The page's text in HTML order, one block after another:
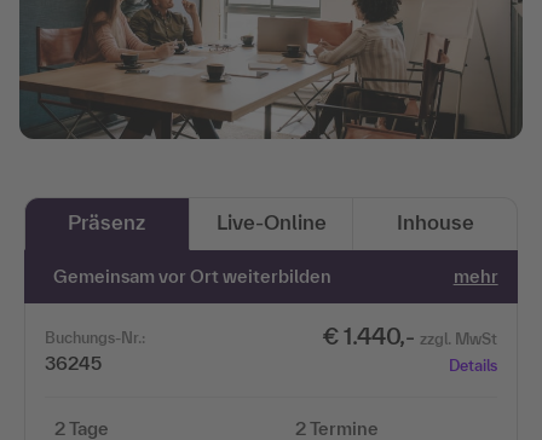
Präsenz Live-Online Inhouse
Gemeinsam vor Ort weiterbilden mehr
Buchungs-Nr.:
36245
€ 1.440,- zzgl. MwSt
Details
2 Tage
2 Termine